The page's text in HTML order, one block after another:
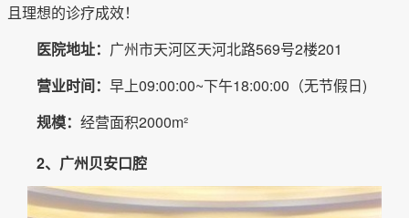
且理想的诊疗成效！
医院地址： 广州市天河区天河北路569号2楼201
营业时间： 早上09:00:00~下午18:00:00（无节假日)
规模： 经营面积2000m²
2、广州贝安口腔